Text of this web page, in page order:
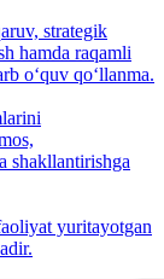
strategik
hamda raqamli
o‘quv qo‘llanma.
shakllantirishga
yuritayotgan